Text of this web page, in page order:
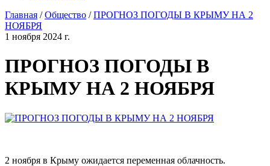
Главная /Общество /ПРОГНОЗ ПОГОДЫ В КРЫМУ НА 2
НОЯБРЯ
1 ноября 2024 г.
ПРОГНОЗ ПОГОДЫ В
КРЫМУ НА 2 НОЯБРЯ
2 ноября в Крыму ожидается переменная облачность.